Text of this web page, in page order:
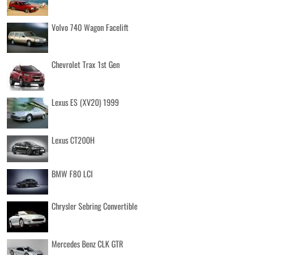
Volvo 740 Wagon Facelift
Chevrolet Trax 1st Gen
Lexus ES (XV20) 1999
Lexus CT200H
BMW F80 LCI
Chrysler Sebring Convertible
Mercedes Benz CLK GTR